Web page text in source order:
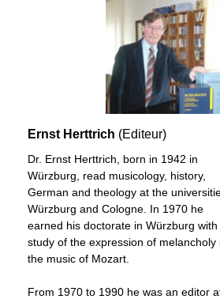
Ernst Herttrich (Editeur)
Dr. Ernst Herttrich, born in 1942 in
Würzburg, read musicology, history,
German and theology at the
Würzburg and Cologne. In 1970 he
earned his doctorate in Würzburg with
study of the expression of melancholy
the music of Mozart.
From 1970 to 1990 he was an editor